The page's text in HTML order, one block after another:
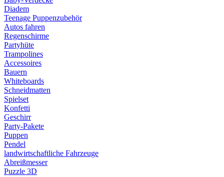
Diadem
Teenage Puppenzubehör
Autos fahren
Regenschirme
Partyhüte
Trampolines
Accessoires
Bauern
Whiteboards
Schneidmatten
Spielset
Konfetti
Geschirr
Party-Pakete
Puppen
Pendel
landwirtschaftliche Fahrzeuge
Abreißmesser
Puzzle 3D